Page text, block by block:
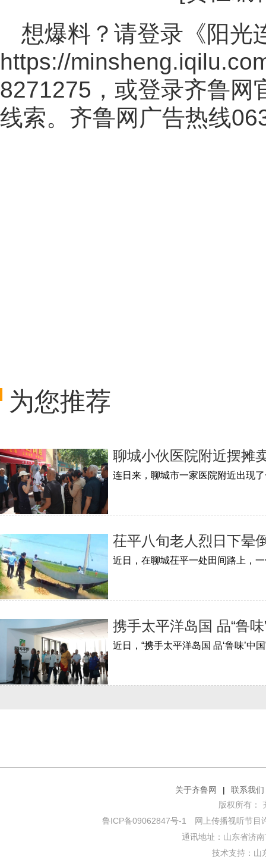
想爆料？请登录《阳光
https://
8271275，或登录齐鲁网
线索。齐鲁网广告热线
为您推荐
聊城小伙医院附近摆摊
茌平八旬老人烈日下晕
携手太平洋岛国 品“鲁
关于齐鲁网 |
联系我们
版权所有：
鲁ICP备09062847号-1 网上传播视听节目
通讯地址：山东省济
技术支持： 山